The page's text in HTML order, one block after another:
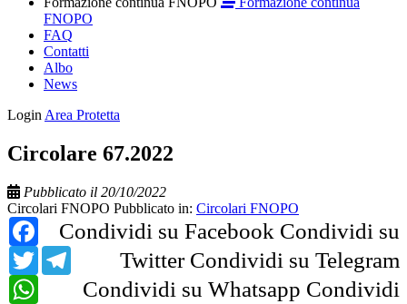
FNOPO
FAQ
Contatti
Albo
News
Login Area Protetta
Circolare 67.2022
Pubblicato il 20/10/2022
Circolari FNOPO Pubblicato in: Circolari FNOPO
Condividi su Facebook
Facebook
Condividi su
Twitter
Twitter Condividi su Telegram
Telegram
Condividi su Whatsapp
WhatsApp
Condividi